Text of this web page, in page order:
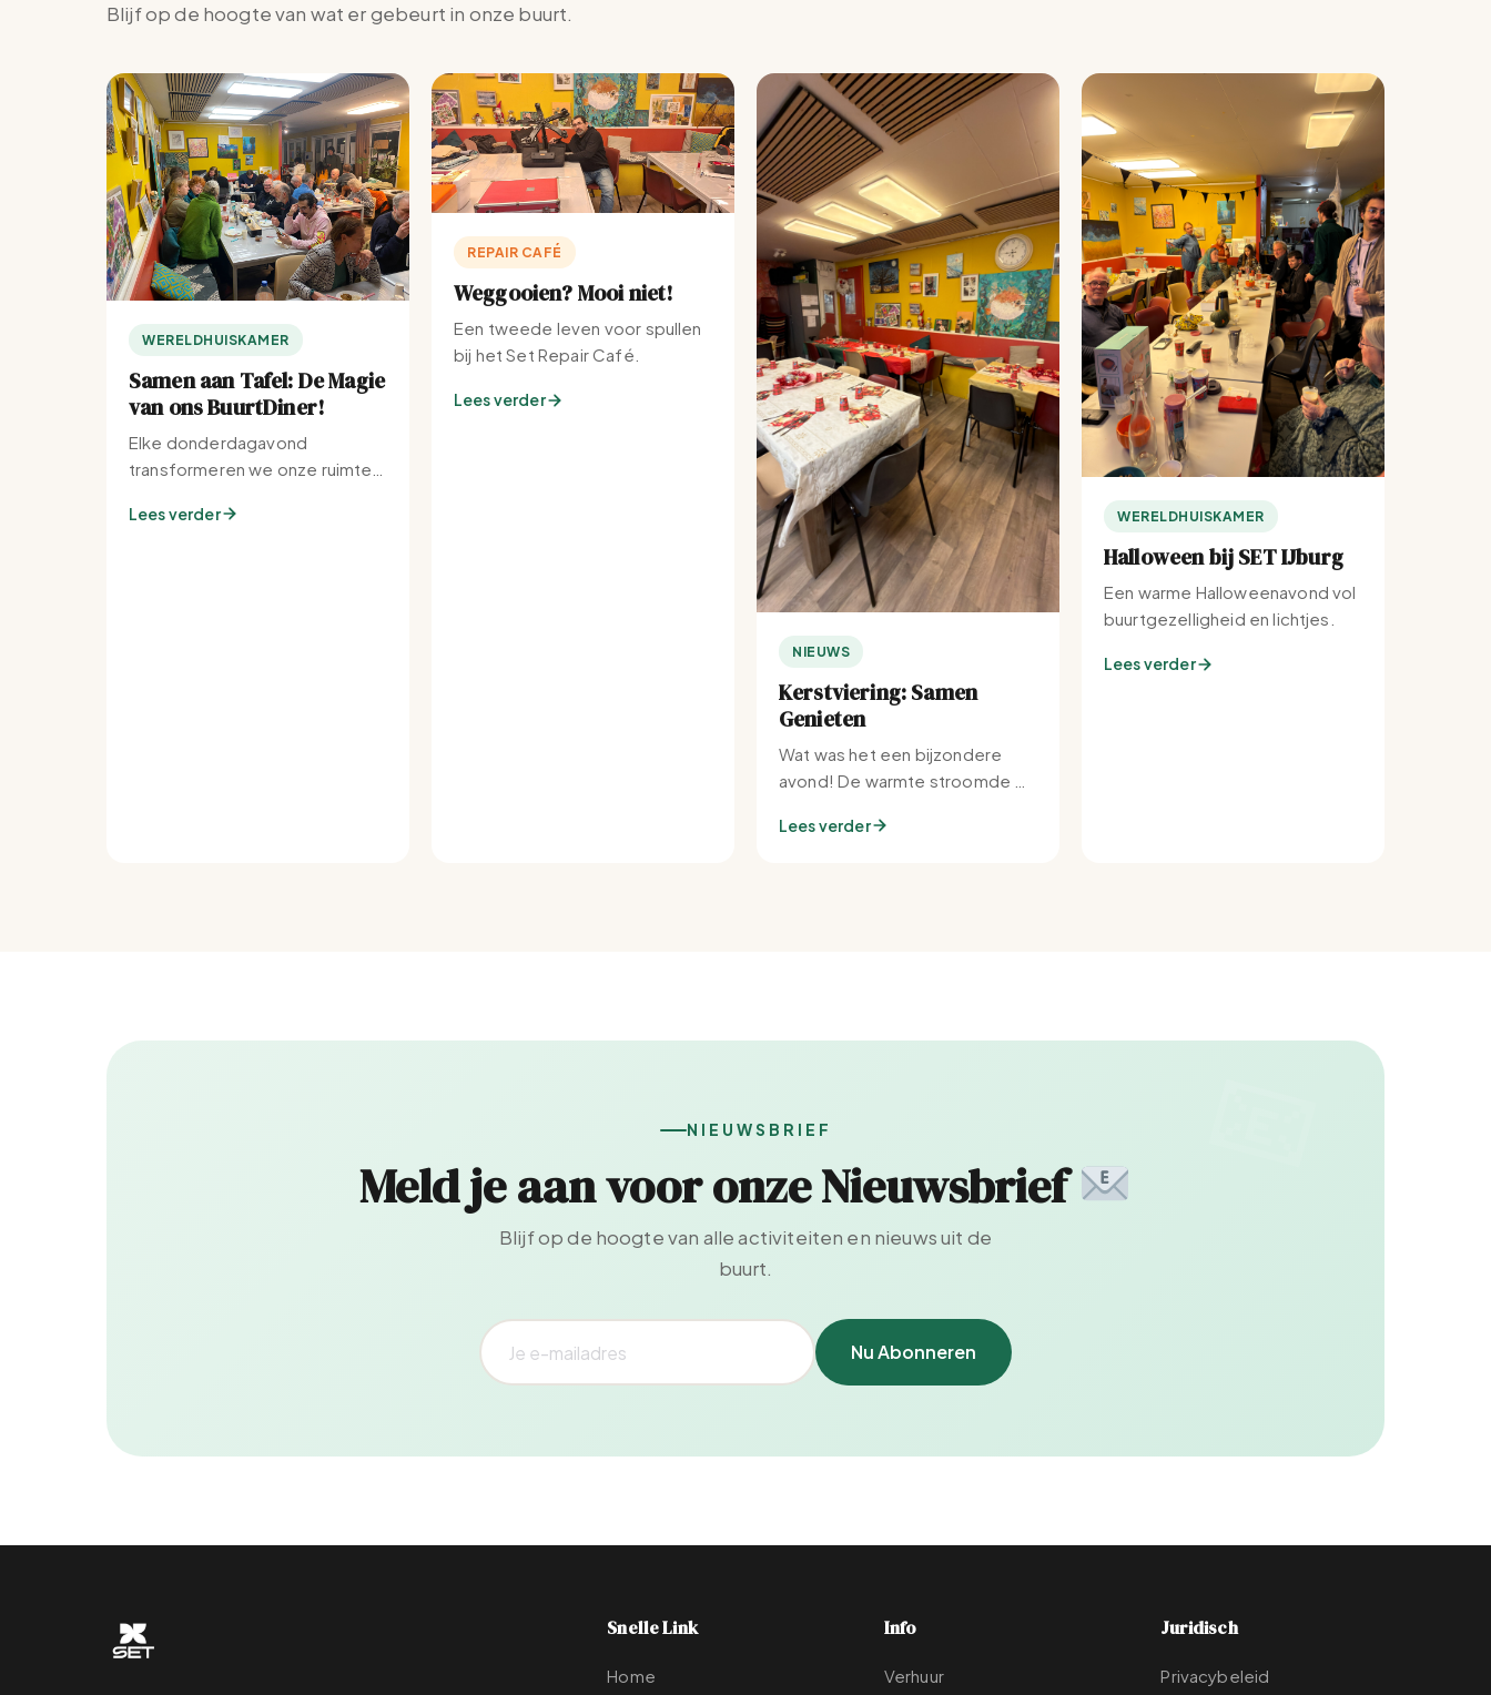
Blijf op de hoogte van wat er gebeurt in onze buurt.
WERELDHUISKAMER
Samen aan Tafel: De Magie
van ons BuurtDiner!
Elke donderdagavond
transformeren we onze ruimte
buurt.
Lees verder
REPAIR CAFÉ
Weggooien? Mooi niet!
Een tweede leven voor spullen
bij het Set Repair Café.
Lees verder
NIEUWS
Kerstviering: Samen
Genieten
Wat was het een bijzondere
avond! De warmte stroomde bij
Lees verder
WERELDHUISKAMER
Halloween bij SET IJburg
Een warme Halloweenavond vol
buurtgezelligheid en lichtjes.
Lees verder
NIEUWSBRIEF
Meld je aan voor onze Nieuwsbrief
Blijf op de hoogte van alle activiteiten en nieuws uit de
buurt.
Nu Abonneren
Snelle Link
Home
Info
Verhuur
Juridisch
Privacybeleid